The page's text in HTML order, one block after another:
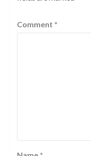
Comment *